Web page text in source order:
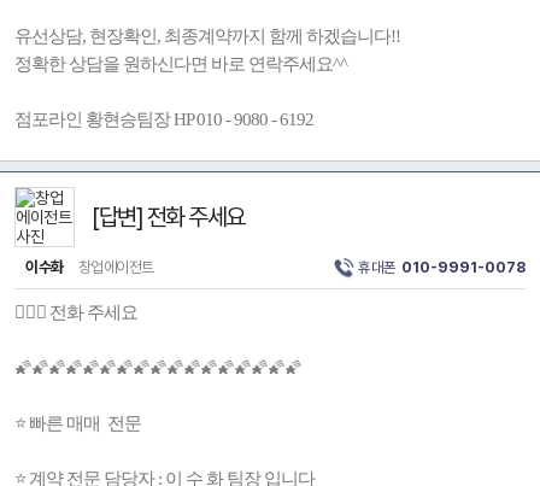
유선상담, 현장확인, 최종계약까지 함께 하겠습니다!!
정확한 상담을 원하신다면 바로 연락주세요^^
점포라인 황현승팀장 HP 010 - 9080 - 6192
[답변] 전화 주세요
이수화 창업에이전트 휴대폰 010-9991-0078
👩🏻‍⚕️ 전화 주세요
🌠🌠🌠🌠🌠🌠🌠🌠🌠🌠🌠🌠🌠🌠🌠🌠🌠
⭐ 빠른 매매 전문
⭐ 계약 전문 담당자 : 이 수 화 팀장 입니다